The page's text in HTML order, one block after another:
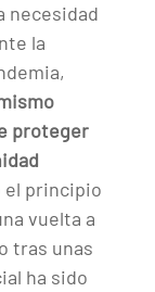
necesidad
la
proteger
el principio
vuelta a
tras unas
ha sido